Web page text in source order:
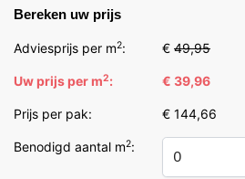
was:
€49,95.
€39,96.
Bereken uw prijs
Adviesprijs per m2: € 49,95
Uw prijs per m2: € 39,96
Prijs per pak: € 144,66
Benodigd aantal m2: